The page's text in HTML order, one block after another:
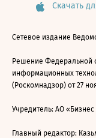
Скачать
Сетевое издание
Решение Федеральной
информационных
(Роскомнадзор) от 27
Учредитель: АО
Главный редактор: